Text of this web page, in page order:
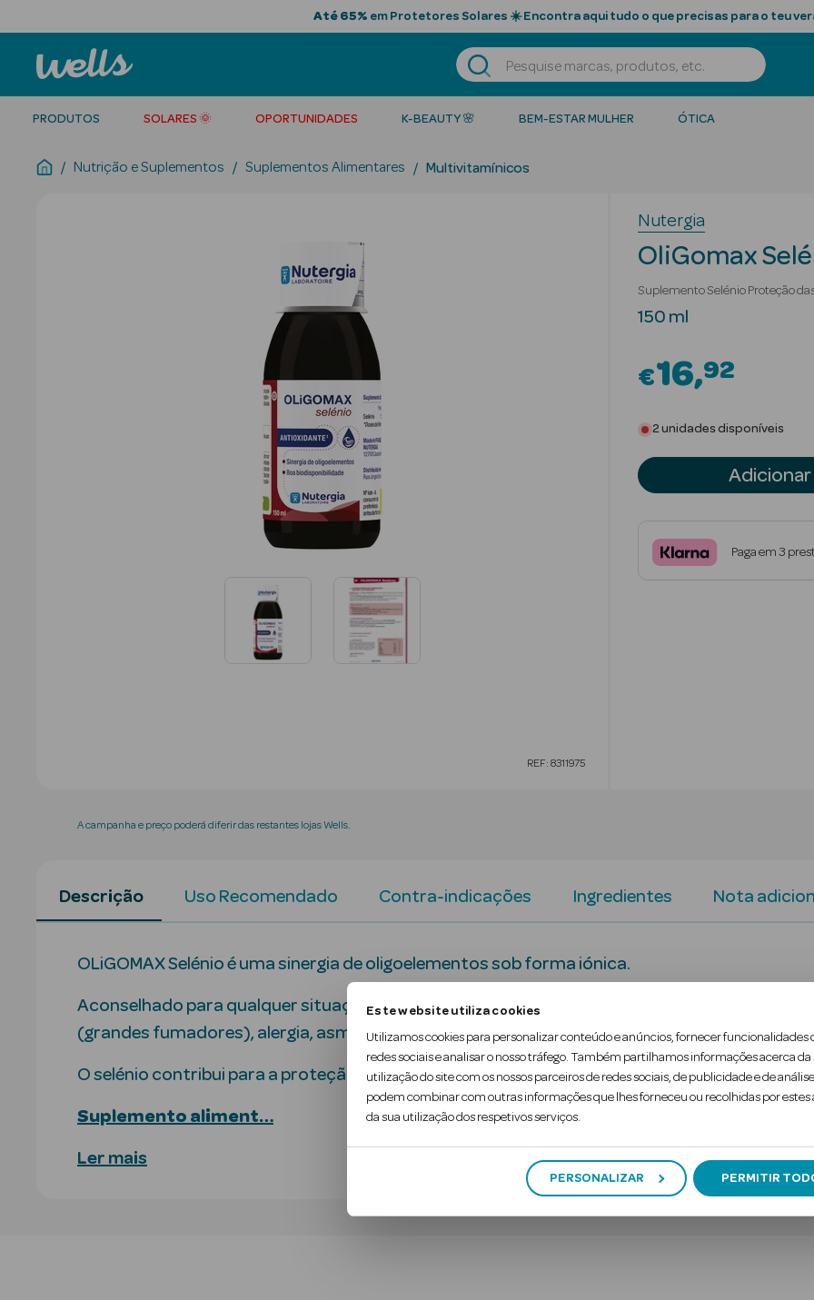
Este website utiliza cookies
Utilizamos cookies para personalizar conteúdo e anúncios, fornecer funcionalidades
redes sociais e analisar o nosso tráfego. Também partilhamos informações acerca da
utilização do site com os nossos parceiros de redes sociais, de publicidade e de
podem combinar com outras informações que lhes forneceu ou recolhidas por estes
da sua utilização dos respetivos serviços.
PERSONALIZAR PERMITIR
Até 65% em Protetores Solares ☀️ Encontra aqui tudo o que precisas para o teu
PRODUTOS SOLARES 🌞 OPORTUNIDADES K-BEAUTY 🌸 BEM-ESTAR MULHER ÓTICA
Nutrição e Suplementos Suplementos Alimentares Multivitamínicos
REF: 8311975
Nutergia
OliGomax
Suplemento Selénio Proteção
150 ml
€16 92
2 unidades disponíveis
Adicionar
Paga em 3
A campanha e preço poderá diferir das restantes lojas Wells.
Descrição Uso Recomendado Contra-indicações Ingredientes Nota
OLiGOMAX Selénio é uma sinergia de oligoelementos sob forma iónica.
Aconselhado para qualquer situação que envolva stress oxidativo e / ou fenómenos
(grandes fumadores), alergia, asma, artrite reumatóide.
O selénio contribui para a proteção das células contra as oxidações indesejáveis.
Suplemento aliment…
Ler mais